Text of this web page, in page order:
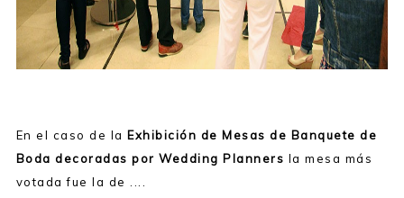
En el caso de la Exhibición de Mesas de Banquete de
Boda decoradas por Wedding Planners la mesa más
votada fue la de ....